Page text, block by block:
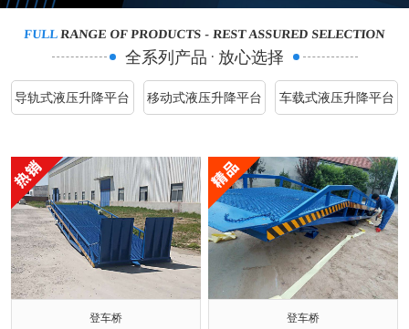
FULLRANGE OF PRODUCTS - REST ASSURED SELECTION
全系列产品 · 放心选择
导轨式液压升降平台 移动式液压升降平台 车载式液压升降平台
登车桥 登车桥